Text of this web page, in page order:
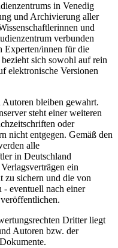
in Venedig
und Archivierung aller
und
verbunden
Experten/innen für die
sich sowohl auf rein
elektronische Versionen
bleiben gewahrt.
steht einer weiteren
oder
nicht entgegen. Gemäß den
alle
in Deutschland
ein
zu sichern und die von
- eventuell nach einer
Dritter liegt
Autoren bzw. der